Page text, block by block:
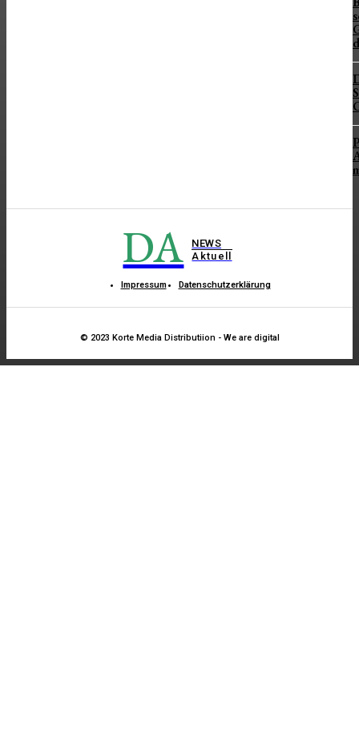
DA
NEWS
Aktuell
Impressum Datenschutzerklärung
© 2023 Korte Media Distributiion - We are digital